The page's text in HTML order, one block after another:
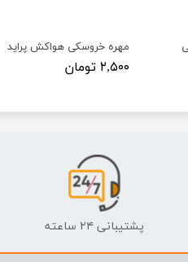
مهره خروسکی هواکش پراید
۲,۵۰۰ تومان
پشتیبانی ۲۴ ساعته